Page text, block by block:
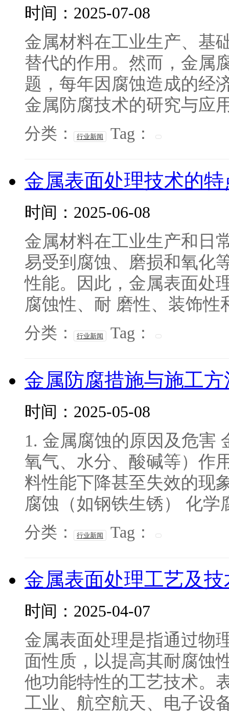
时间：2025-07-08
金属材料在工业生产、基
替代的作用。然而，金属
题，每年因腐蚀造成的经
金属防腐技术的研究与应
分类： 行业新闻 Tag：
金属表面处理技术的
时间：2025-06-08
金属材料在工业生产和日
易受到腐蚀、磨损和氧化
性能。因此，金属表面处
腐蚀性、耐 磨性、装饰性
分类： 行业新闻 Tag：
金属防腐措施与施工
时间：2025-05-08
1. 金属腐蚀的原因及危害
氧气、水分、酸碱等）作
料性能下降甚至失效的现
腐蚀（如钢铁生锈） 化学
分类： 行业新闻 Tag：
金属表面处理工艺及
时间：2025-04-07
金属表面处理是指通过物
面性质，以提高其耐腐蚀
他功能特性的工艺技术。
工业、航空航天、电子设